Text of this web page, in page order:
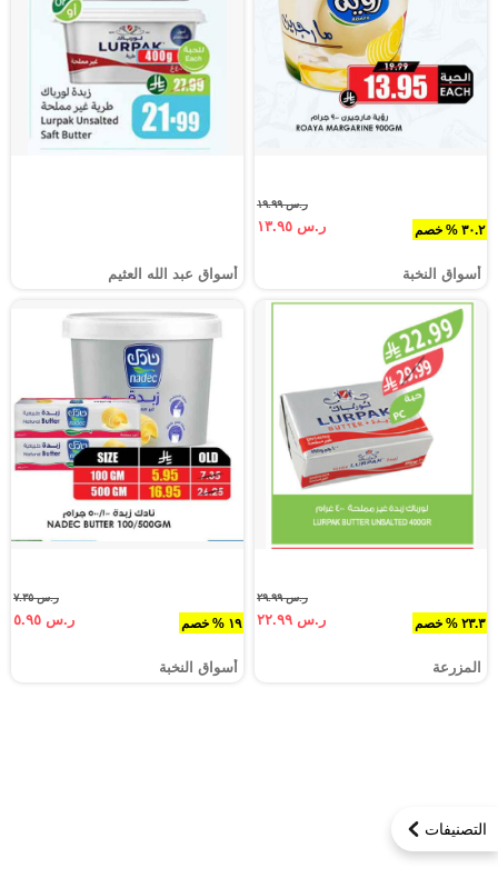
التصنيفات
٣٠.٢ % خصم
ر.س ١٩.٩٩
ر.س ١٣.٩٥
أسواق النخبة أسواق عبد الله العثيم
٢٣.٣ % خصم
ر.س ٢٩.٩٩
ر.س ٢٢.٩٩
المزرعة
١٩ % خصم
ر.س ٧.٣٥
ر.س ٥.٩٥
أسواق النخبة